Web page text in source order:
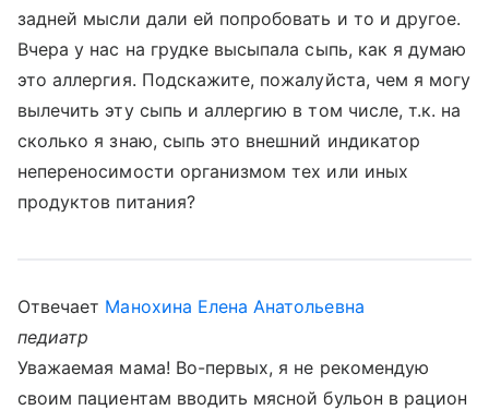
задней мысли дали ей попробовать и то и другое.
Вчера у нас на грудке высыпала сыпь, как я думаю
это аллергия. Подскажите, пожалуйста, чем я могу
вылечить эту сыпь и аллергию в том числе, т.к. на
сколько я знаю, сыпь это внешний индикатор
непереносимости организмом тех или иных
продуктов питания?
Отвечает Манохина Елена Анатольевна
педиатр
Уважаемая мама! Во-первых, я не рекомендую
своим пациентам вводить мясной бульон в рацион